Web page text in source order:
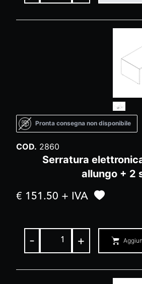
Pronta consegna non disponibile
COD. 2860
Serratura
allungo + 2
€ 151.50 + IVA
- +